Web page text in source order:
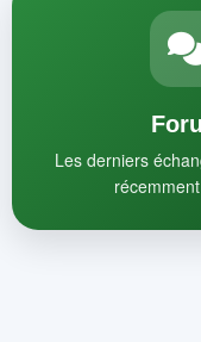
Les derniers